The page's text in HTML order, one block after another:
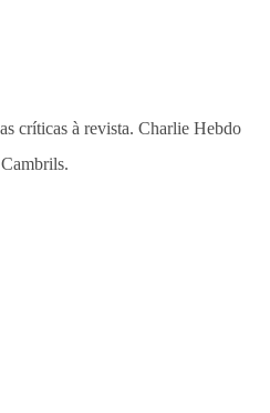
críticas à revista. Charlie Hebdo